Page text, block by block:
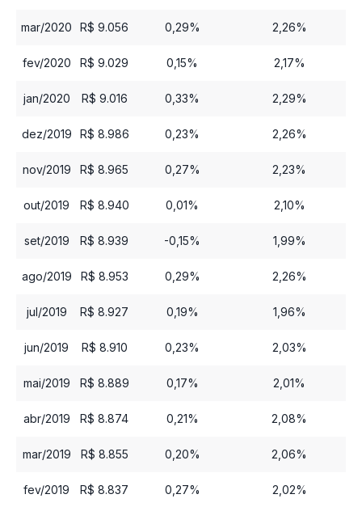
mar/2020 R$ 9.056 0,29% 2,26%
fev/2020 R$ 9.029 0,15% 2,17%
jan/2020 R$ 9.016 0,33% 2,29%
dez/2019 R$ 8.986 0,23% 2,26%
nov/2019 R$ 8.965 0,27% 2,23%
out/2019 R$ 8.940 0,01% 2,10%
set/2019 R$ 8.939 -0,15% 1,99%
ago/2019 R$ 8.953 0,29% 2,26%
jul/2019 R$ 8.927 0,19% 1,96%
jun/2019 R$ 8.910 0,23% 2,03%
mai/2019 R$ 8.889 0,17% 2,01%
abr/2019 R$ 8.874 0,21% 2,08%
mar/2019 R$ 8.855 0,20% 2,06%
fev/2019 R$ 8.837 0,27% 2,02%